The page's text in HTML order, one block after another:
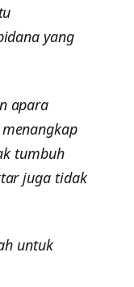
yang
apara
tumbuh
juga tidak
untuk